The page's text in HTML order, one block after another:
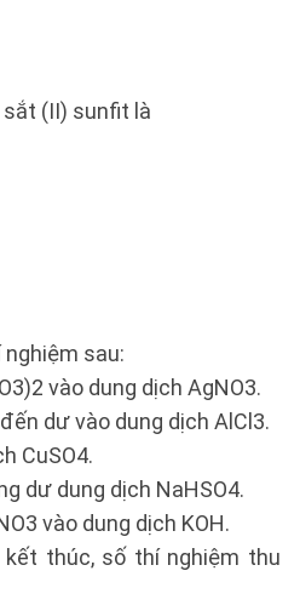
(II) sunfit là
sau:
vào dung dịch AgNO3.
dư vào dung dịch AlCl3.
CuSO4.
dư dung dịch NaHSO4.
vào dung dịch KOH.
thúc, số thí nghiệm thu